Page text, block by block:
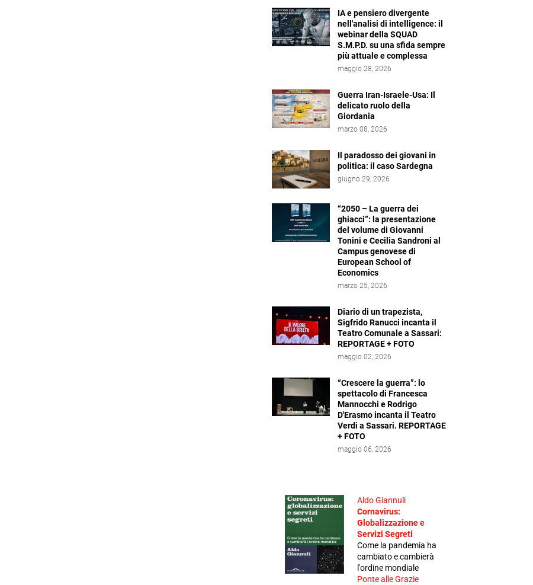
IA e pensiero divergente
nell'analisi di intelligence: il
webinar della SQUAD
S.M.P.D. su una sfida sempre
più attuale e complessa
maggio 28, 2026
Guerra Iran-Israele-Usa: Il
delicato ruolo della
Giordania
marzo 08, 2026
Il paradosso dei giovani in
politica: il caso Sardegna
giugno 29, 2026
“2050 – La guerra dei
ghiacci”: la presentazione
del volume di Giovanni
Tonini e Cecilia Sandroni al
Campus genovese di
European School of
Economics
marzo 25, 2026
Diario di un trapezista,
Sigfrido Ranucci incanta il
Teatro Comunale a Sassari:
REPORTAGE + FOTO
maggio 02, 2026
“Crescere la guerra”: lo
spettacolo di Francesca
Mannocchi e Rodrigo
D'Erasmo incanta il Teatro
Verdi a Sassari. REPORTAGE
+ FOTO
maggio 06, 2026
Aldo Giannuli
Cornavirus:
Globalizzazione e
Servizi Segreti
Come la pandemia ha
cambiato e cambierà
l'ordine mondiale
Ponte alle Grazie